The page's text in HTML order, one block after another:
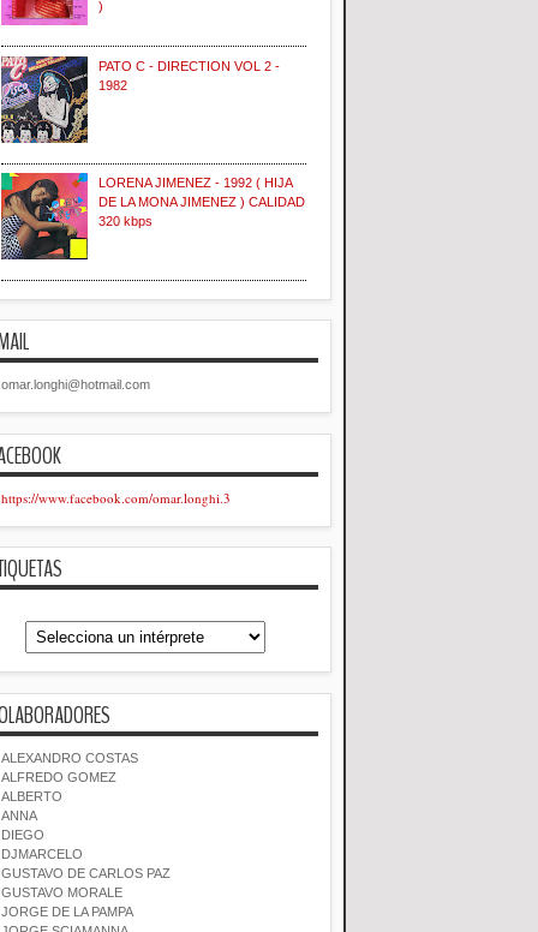
)
PATO C - DIRECTION VOL 2 -
1982
LORENA JIMENEZ - 1992 ( HIJA
DE LA MONA JIMENEZ ) CALIDAD
320 kbps
omar.longhi@hotmail.com
https://www.facebook.com/omar.longhi.3
ALEXANDRO COSTAS
ALFREDO GOMEZ
ALBERTO
ANNA
DIEGO
DJMARCELO
GUSTAVO DE CARLOS PAZ
GUSTAVO MORALE
JORGE DE LA PAMPA